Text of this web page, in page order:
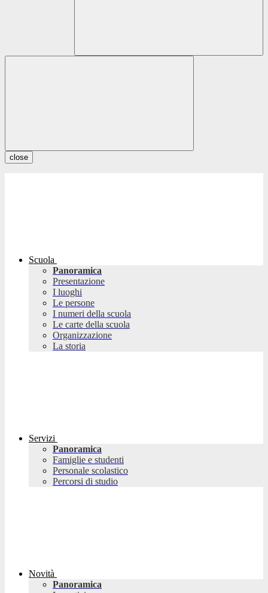
close
Scuola
Panoramica
Presentazione
I luoghi
Le persone
I numeri della scuola
Le carte della scuola
Organizzazione
La storia
Servizi
Panoramica
Famiglie e studenti
Personale scolastico
Percorsi di studio
Novità
Panoramica